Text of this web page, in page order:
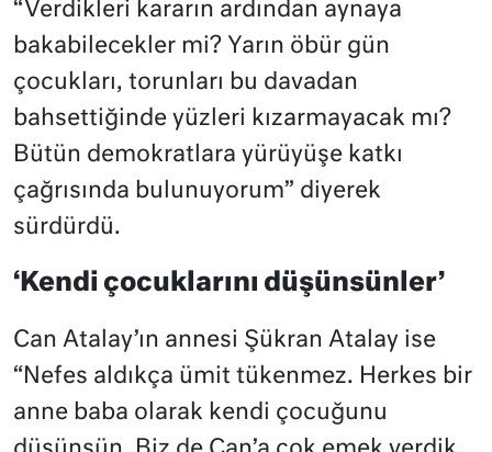
“Verdikleri kararın ardından aynaya
bakabilecekler mi? Yarın öbür gün
çocukları, torunları bu davadan
bahsettiğinde yüzleri kızarmayacak mı?
Bütün demokratlara yürüyüşe katkı
çağrısında bulunuyorum” diyerek
sürdürdü.
‘Kendi çocuklarını düşünsünler’
Can Atalay’ın annesi Şükran Atalay ise
“Nefes aldıkça ümit tükenmez. Herkes bir
anne baba olarak kendi çocuğunu